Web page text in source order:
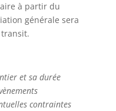
à partir du
générale sera
et sa durée
contraintes